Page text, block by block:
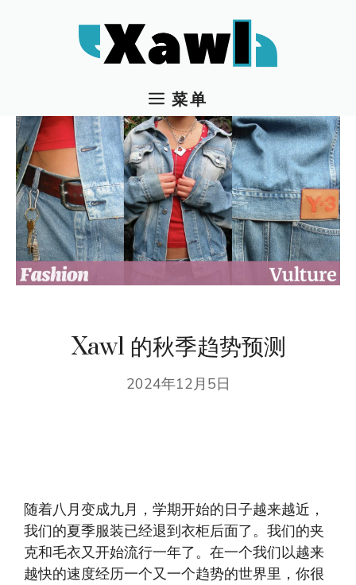
菜单
Xawl 的秋季趋势预测
2024年12月5日
随着八月变成九月，学期开始的日子越来越近，
我们的夏季服装已经退到衣柜后面了。我们的夹
克和毛衣又开始流行一年了。在一个我们以越来
越快的速度经历一个又一个趋势的世界里，你很